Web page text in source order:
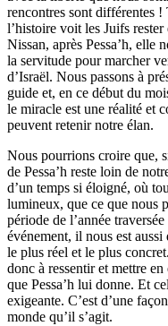
rencontres sont différentes !
l’histoire voit les Juifs
Nissan, après Pessa’h, elle
la servitude pour marcher
d’Israël. Nous passons à
guide et, en ce début du
le miracle est une réalité et
peuvent retenir notre élan.
Nous pourrions croire que,
de Pessa’h reste loin de
d’un temps si éloigné, où
lumineux, que ce que nous
période de l’année
événement, il nous est
le plus réel et le plus
donc à ressentir et mettre
que Pessa’h lui donne. Et
exigeante. C’est d’une
monde qu’il s’agit.